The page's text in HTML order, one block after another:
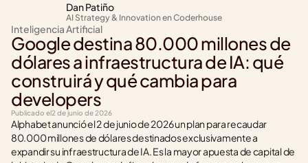
Dan Patiño
AI Strategy & Innovation en Coderhouse
Inteligencia Artificial
Google destina 80.000 millones de
dólares a infraestructura de IA: qué
construirá y qué cambia para
developers
Publicado el2 de junio de 2026
Alphabet anunció el 2 de junio de 2026 un plan para recaudar
80.000 millones de dólares destinados exclusivamente a
expandir su infraestructura de IA. Es la mayor apuesta de capital de